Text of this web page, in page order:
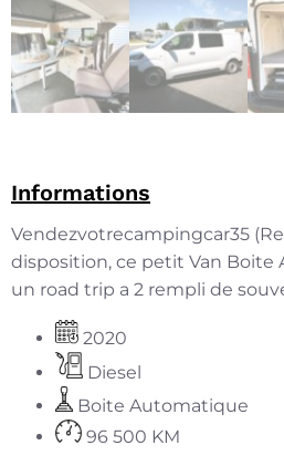
Informations
Vendezvotrecampingcar35
disposition, ce petit Van Boite
un road trip a 2 rempli de
2020
Diesel
Boite Automatique
96 500 KM